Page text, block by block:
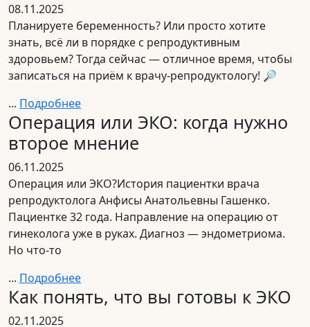
08.11.2025
Планируете беременность? Или просто хотите
знать, всё ли в порядке с репродуктивным
здоровьем? Тогда сейчас — отличное время, чтобы
записаться на приём к врачу-репродуктологу! 🔎
... Подробнее
Операция или ЭКО: когда нужно
второе мнение
06.11.2025
Операция или ЭКО?История пациентки врача
репродуктолога Анфисы Анатольевны Гашенко.
Пациентке 32 года. Направление на операцию от
гинеколога уже в руках. Диагноз — эндометриома.
Но что-то
... Подробнее
Как понять, что вы готовы к ЭКО
02.11.2025